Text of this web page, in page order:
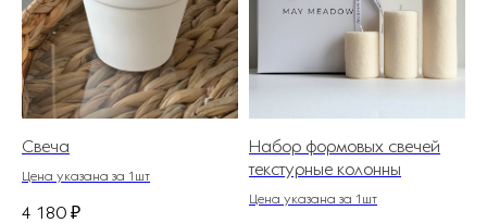
Свеча
Цена указана за 1шт
4 180 ₽
Набор формовых свечей
текстурные колонны
Цена указана за 1шт